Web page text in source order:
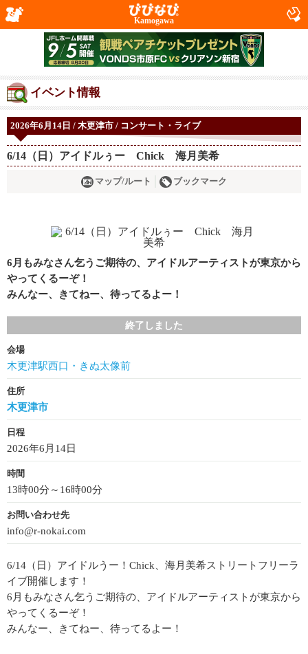
Kamogawa
イベント情報
2026年6月14日 / 木更津市 / コンサート・ライブ
6/14（日）アイドルぅー Chick 海月美希
マップ/ルート ブックマーク
6月もみなさん乞うご期待の、アイドルアーティストが東京から
やってくるーぞ！
みんなー、きてねー、待ってるよー！
終了しました
会場
木更津駅西口・きぬ太像前
住所
木更津市
日程
2026年6月14日
時間
13時00分～16時00分
お問い合わせ先
info@r-nokai.com
6/14（日）アイドルうー！Chick、海月美希ストリートフリーラ
イブ開催します！
6月もみなさん乞うご期待の、アイドルアーティストが東京から
やってくるーぞ！
みんなー、きてねー、待ってるよー！